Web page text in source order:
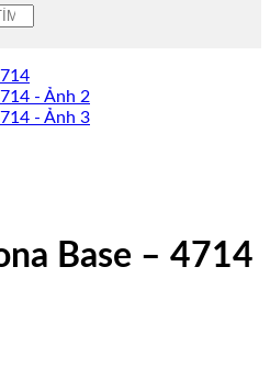
Base – 4714